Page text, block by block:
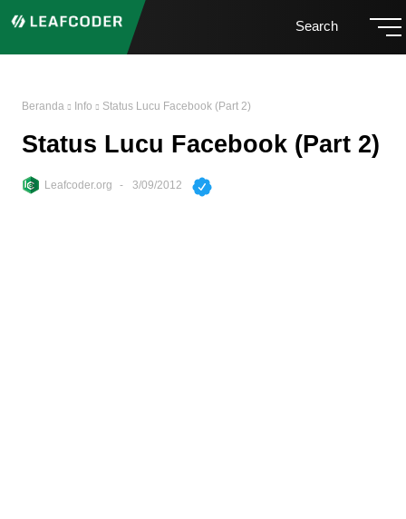
Search
Beranda Info Status Lucu Facebook (Part 2)
Status Lucu Facebook (Part 2)
Leafcoder.org 3/09/2012